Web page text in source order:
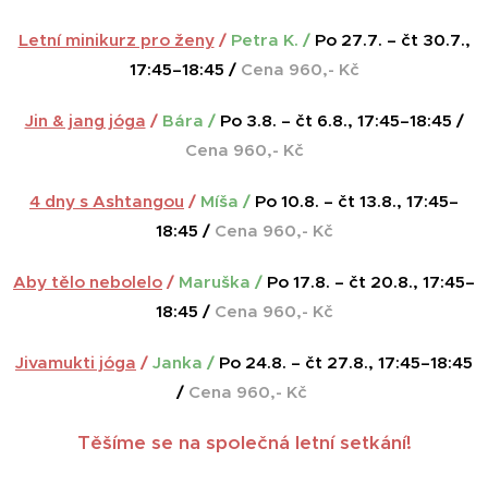
Letní minikurz pro ženy/Petra K. / Po 27.7. – čt 30.7.,
17:45–18:45 / Cena 960,- Kč
Jin & jang jóga / Bára / Po 3.8. – čt 6.8., 17:45–18:45 /
Cena 960,- Kč
4 dny s Ashtangou / Míša / Po 10.8. – čt 13.8., 17:45–
18:45 /Cena 960,- Kč
Aby tělo nebolelo / Maruška / Po 17.8. – čt 20.8., 17:45–
18:45 /Cena 960,- Kč
Jivamukti jóga / Janka / Po 24.8. – čt 27.8., 17:45–18:45
/ Cena 960,- Kč
Těšíme se na společná letní setkání!